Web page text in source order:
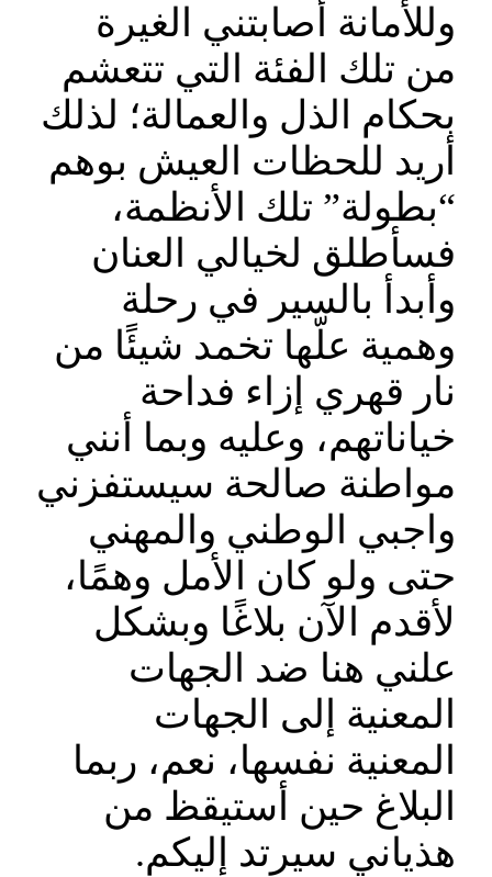
وللأمانة أصابتني الغيرة
من تلك الفئة التي تتعشم
بحكام الذل والعمالة؛ لذلك
أريد للحظات العيش بوهم
“بطولة” تلك الأنظمة،
فسأطلق لخيالي العنان
وأبدأ بالسير في رحلة
وهمية علّها تخمد شيئًا من
نار قهري إزاء فداحة
خياناتهم، وعليه وبما أنني
مواطنة صالحة سيستفزني
واجبي الوطني والمهني
حتى ولو كان الأمل وهمًا،
لأقدم الآن بلاغًا وبشكل
علني هنا ضد الجهات
المعنية إلى الجهات
المعنية نفسها، نعم، ربما
البلاغ حين أستيقظ من
هذياني سيرتد إليكم.